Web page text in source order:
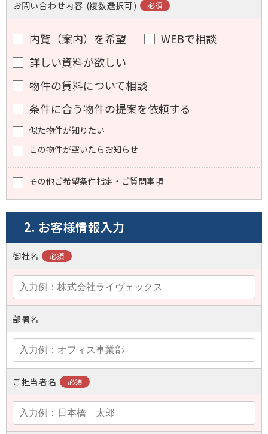
お問い合わせ内容 (複数選択可)
内覧（案内）を希望
WEBで相談
詳しい資料が欲しい
物件の賃料について相談
条件に合う物件の提案を依頼する
似た物件が知りたい
この物件が空いたらお知らせ
その他ご希望条件指定・ご質問事項
2. お客様情報入力
御社名
部署名
ご担当者名